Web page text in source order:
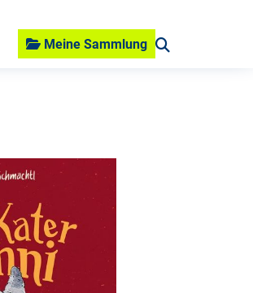
Meine Sammlung